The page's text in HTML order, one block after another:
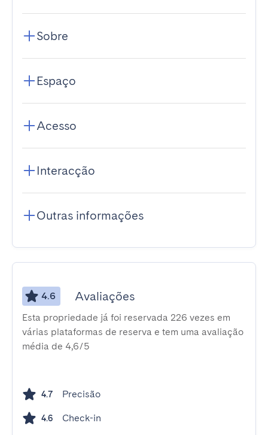
Sobre
Espaço
Acesso
Interacção
Outras informações
4.6 Avaliações
Esta propriedade já foi reservada 226 vezes em
várias plataformas de reserva e tem uma avaliação
média de 4,6/5
4.7 Precisão
4.6 Check-in